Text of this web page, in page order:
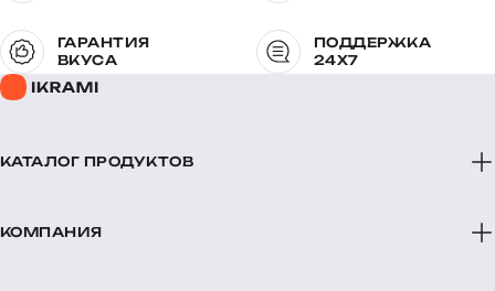
ГАРАНТИЯ
ВКУСА
ПОДДЕРЖКА
24X7
КАТАЛОГ ПРОДУКТОВ
КОМПАНИЯ